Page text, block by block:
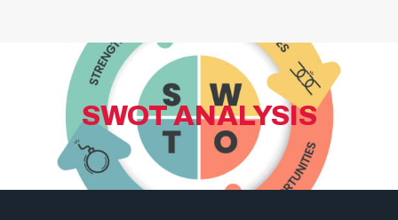
SWOT ANALYSIS